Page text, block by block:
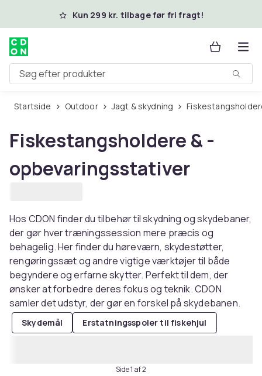
Spring til hovedindhold
Kun 299 kr. tilbage før fri fragt!
Søg efter produkter
Startside Outdoor Jagt & skydning
Fiskestangsholdere & -
opbevaringsstativer
Hos CDON finder du tilbehør til skydning og skydebaner,
der gør hver træningssession mere præcis og
behagelig. Her finder du høreværn, skydestøtter,
rengøringssæt og andre vigtige værktøjer til både
begyndere og erfarne skytter. Perfekt til dem, der
ønsker at forbedre deres fokus og teknik. CDON
samler det udstyr, der gør en forskel på skydebanen.
Skydemål Erstatningsspoler til fiskehjul
Side 1 af 2